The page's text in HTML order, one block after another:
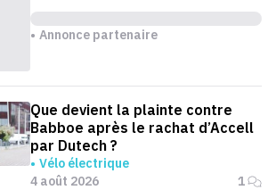
Annonce partenaire
Que devient la plainte contre
Babboe après le rachat d’Accell
par Dutech ?
Vélo électrique
4 août 2026
1